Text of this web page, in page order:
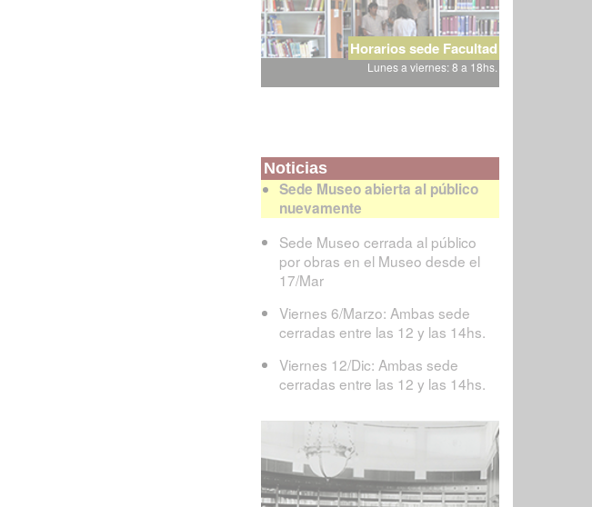
Horarios sede Facultad
Lunes a viernes: 8 a 18hs.
Noticias
Sede Museo abierta al público
nuevamente
Sede Museo cerrada al público
por obras en el Museo desde el
17/Mar
Viernes 6/Marzo: Ambas sede
cerradas entre las 12 y las 14hs.
Viernes 12/Dic: Ambas sede
cerradas entre las 12 y las 14hs.